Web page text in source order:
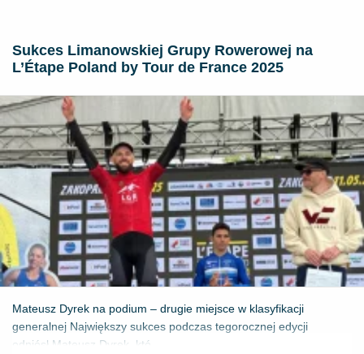
Sukces Limanowskiej Grupy Rowerowej na
L’Étape Poland by Tour de France 2025
Mateusz Dyrek na podium – drugie miejsce w klasyfikacji
generalnej Największy sukces podczas tegorocznej edycji
odniósł Mateusz Dyrek, któ...